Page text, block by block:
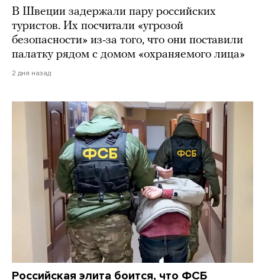
В Швеции задержали пару российских
туристов. Их посчитали «угрозой
безопасности» из-за того, что они поставили
палатку рядом с домом «охраняемого лица»
2 дня назад
Российская элита боится, что ФСБ